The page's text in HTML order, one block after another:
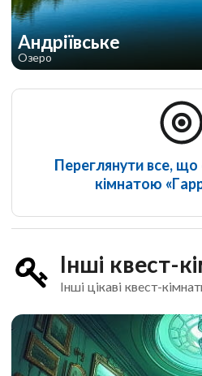
Андріївське
Озеро
Переглянути все, що
кімнатою
Інші квест-
Інші цікаві квест-